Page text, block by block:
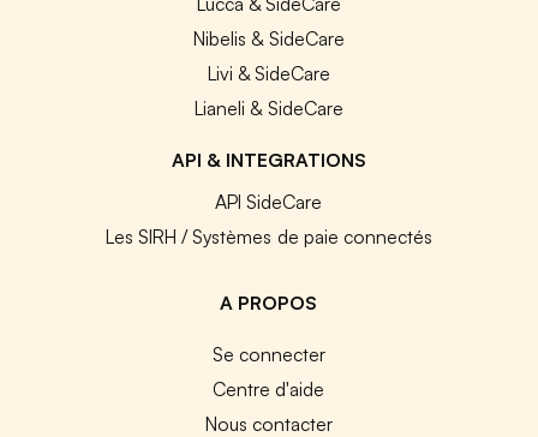
Nibelis & SideCare
Livi & SideCare
Lianeli & SideCare
API & INTEGRATIONS
API SideCare
Les SIRH / Systèmes de paie connectés
A PROPOS
Se connecter
Centre d'aide
Nous contacter